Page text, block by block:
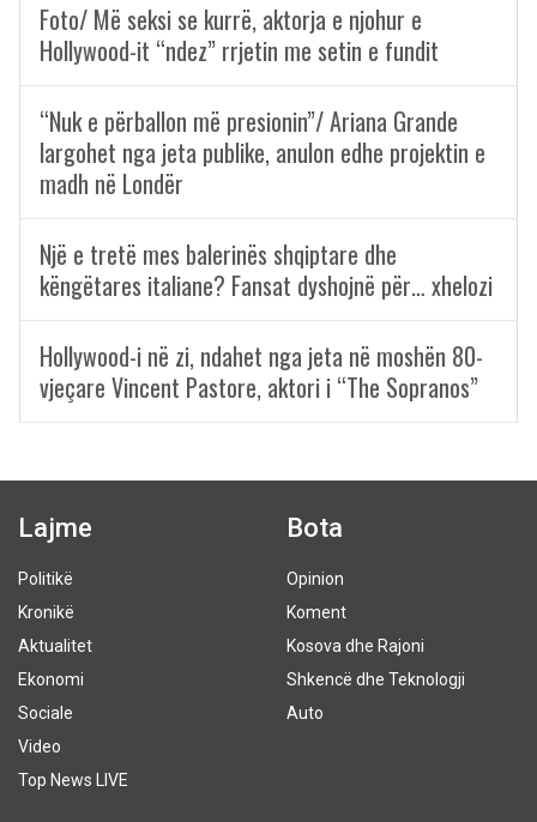
Foto/ Më seksi se kurrë, aktorja e njohur e
Hollywood-it “ndez” rrjetin me setin e fundit
“Nuk e përballon më presionin”/ Ariana Grande
largohet nga jeta publike, anulon edhe projektin e
madh në Londër
Një e tretë mes balerinës shqiptare dhe
këngëtares italiane? Fansat dyshojnë për… xhelozi
Hollywood-i në zi, ndahet nga jeta në moshën 80-
vjeçare Vincent Pastore, aktori i “The Sopranos”
Lajme
Politikë
Kronikë
Aktualitet
Ekonomi
Sociale
Video
Top News LIVE
Bota
Opinion
Koment
Kosova dhe Rajoni
Shkencë dhe Teknologji
Auto